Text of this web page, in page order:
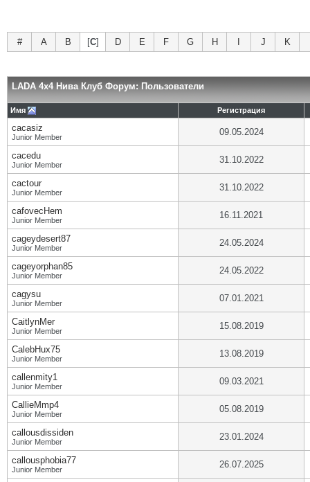
# A B [C] D E F G H J K
LADA 4x4 Нива Клуб Форум: Пользователи
Имя Регистрация
cacasiz
Junior Member 09.05.2024
cacedu
Junior Member 31.10.2022
cactour
Junior Member 31.10.2022
cafovecHem
Junior Member 16.11.2021
cageydesert87
Junior Member 24.05.2024
cageyorphan85
Junior Member 24.05.2022
cagysu
Junior Member 07.01.2021
CaitlynMer
Junior Member 15.08.2019
CalebHux75
Junior Member 13.08.2019
callenmity1
Junior Member 09.03.2021
CallieMmp4
Junior Member 05.08.2019
callousdissiden
Junior Member 23.01.2024
callousphobia77
Junior Member 26.07.2025